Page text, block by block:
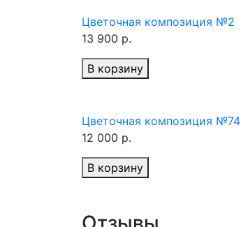
Цветочная композиция №2
13 900 р.
В корзину
Цветочная композиция №74
12 000 р.
В корзину